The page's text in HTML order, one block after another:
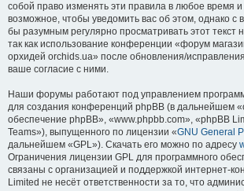
собой право изменять эти правила в любое время
возможное, чтобы уведомить вас об этом, однако
бы разумным регулярно просматривать этот текст
так как использование конференции «форум
орхидей orchids.ua» после обновления/
ваше согласие с ними.
Наши форумы работают под управлением
для создания конференций phpBB (в дальнейшем
обеспечение phpBB», «www.phpbb.com», «phpBB
Teams»), выпущенного по лицензии «GNU General
дальнейшем «GPL»). Скачать его можно по адресу
Ограничения лицензии GPL для программного
связаны с организацией и поддержкой интернет-
Limited не несёт ответственности за то, что